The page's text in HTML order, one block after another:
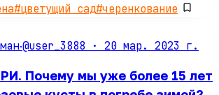
#цветущий сад#черенкование
·@user_3888 · 20 мар. 2023 г.
Почему мы уже более 15 лет